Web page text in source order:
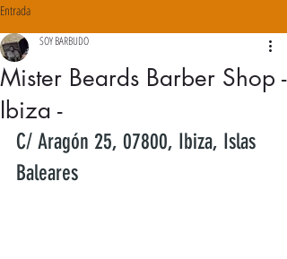
Entrada
Mister Beards Barber Shop -
Ibiza -
SOY BARBUDO
C/ Aragón 25, 07800, Ibiza, Islas
Baleares